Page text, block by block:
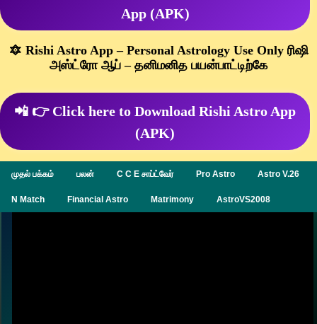
App (APK)
🔯 Rishi Astro App – Personal Astrology Use Only ரிஷி
அஸ்ட்ரோ ஆப் – தனிமனித பயன்பாட்டிற்கே
📲 👉 Click here to Download Rishi Astro App
(APK)
முதல் பக்கம் பலன் C C E சாப்ட்வேர் Pro Astro Astro V.26
N Match Financial Astro Matrimony AstroVS2008